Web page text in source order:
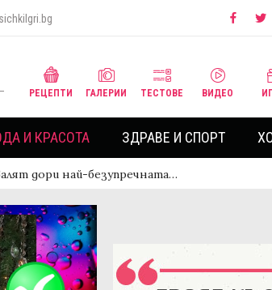
РЕЦЕПТИ ГАЛЕРИИ ТЕСТОВЕ ВИДЕО
И КРАСОТА ЗДРАВЕ И СПОРТ
дори най-безупречната…